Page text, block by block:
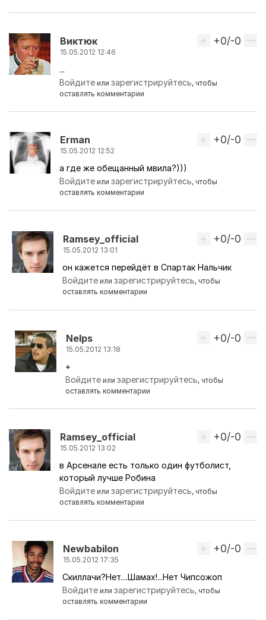
Виктюк
15.05.2012 12:46
Вверх
+0/-0
...
Войдите илизарегистрируйтесь, чтобы
оставлять комментарии
Erman
15.05.2012 12:52
Вверх
+0/-0
а где же обещанный мвила?)))
Войдите илизарегистрируйтесь, чтобы
оставлять комментарии
Ramsey_official
15.05.2012 13:01
Ответ на комментарий пользователяErman
Вверх
+0/-0
он кажется перейдёт в Спартак Нальчик
Войдите илизарегистрируйтесь, чтобы
оставлять комментарии
Nelps
15.05.2012 13:18
Ответ на комментарий пользователя
Вверх
+0/-0
+
Войдите илизарегистрируйтесь, чтобы
оставлять комментарии
Ramsey_official
15.05.2012 13:02
Вверх
+0/-0
в Арсенале есть только один футболист,
который лучше Робина
Войдите илизарегистрируйтесь, чтобы
оставлять комментарии
Newbabilon
15.05.2012 17:35
Ответ на комментарий пользователя
Вверх
+0/-0
Скиллачи?Нет....Шамах!...Нет Чипсожоп
Войдите илизарегистрируйтесь, чтобы
оставлять комментарии